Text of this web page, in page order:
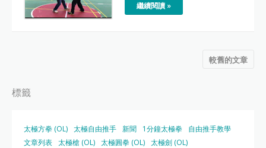
繼續閱讀 »
較舊的文章
標籤
太極方拳 (OL) 太極自由推手 新聞 1分鐘太極拳
自由推手教學
文章列表 太極槍 (OL) 太極圓拳 (OL) 太極劍 (OL)